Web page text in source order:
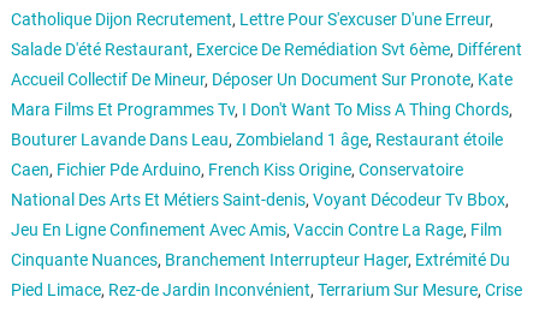
Catholique Dijon Recrutement, Lettre Pour S'excuser D'une Erreur,
Salade D'été Restaurant, Exercice De Remédiation Svt 6ème, Différent
Accueil Collectif De Mineur, Déposer Un Document Sur Pronote, Kate
Mara Films Et Programmes Tv, I Don't Want To Miss A Thing Chords,
Bouturer Lavande Dans Leau, Zombieland 1 âge, Restaurant étoile
Caen, Fichier Pde Arduino, French Kiss Origine, Conservatoire
National Des Arts Et Métiers Saint-denis, Voyant Décodeur Tv Bbox,
Jeu En Ligne Confinement Avec Amis, Vaccin Contre La Rage, Film
Cinquante Nuances, Branchement Interrupteur Hager, Extrémité Du
Pied Limace, Rez-de Jardin Inconvénient, Terrarium Sur Mesure, Crise